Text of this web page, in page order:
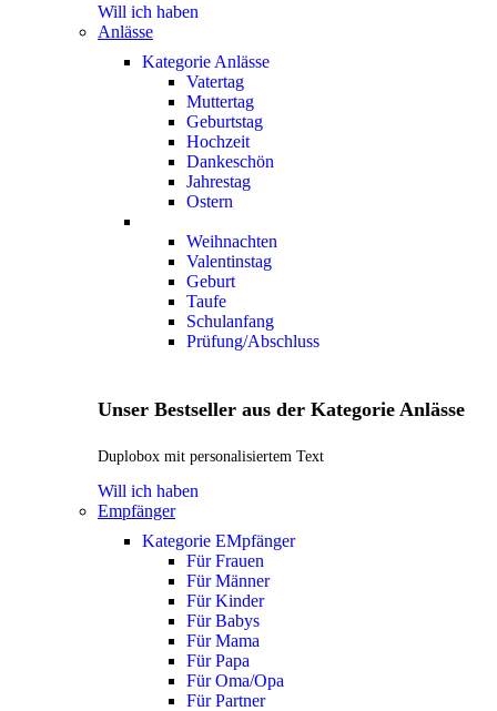
Will ich haben
Anlässe
Kategorie Anlässe
Vatertag
Muttertag
Geburtstag
Hochzeit
Dankeschön
Jahrestag
Ostern
Weihnachten
Valentinstag
Geburt
Taufe
Schulanfang
Prüfung/Abschluss
Unser Bestseller aus der Kategorie Anlässe
Duplobox mit personalisiertem Text
Will ich haben
Empfänger
Kategorie EMpfänger
Für Frauen
Für Männer
Für Kinder
Für Babys
Für Mama
Für Papa
Für Oma/Opa
Für Partner